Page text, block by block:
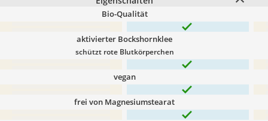
Bio-Qualität
aktivierter Bockshornklee
schützt rote Blutkörperchen
vegan
frei von Magnesiumstearat